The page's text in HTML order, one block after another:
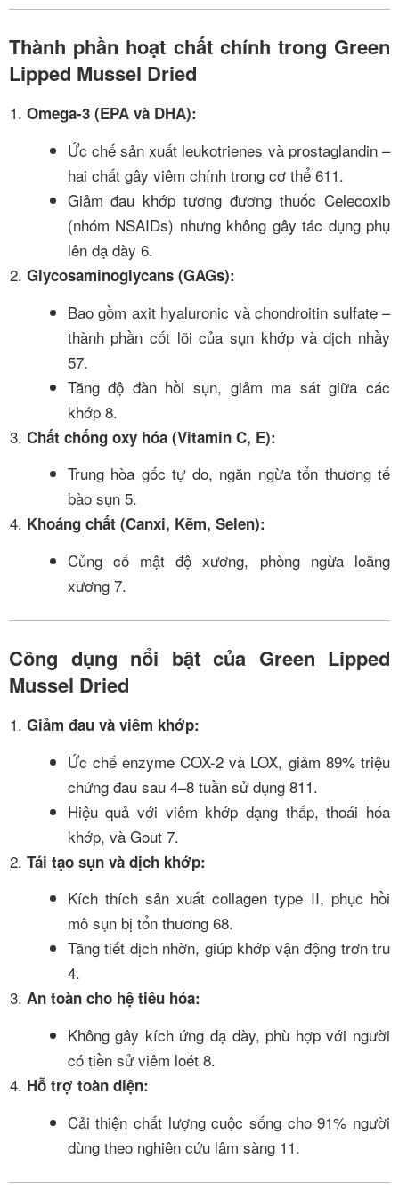
Thành phần hoạt chất chính trong Green
Lipped Mussel Dried
Omega-3 (EPA và DHA):
Ức chế sản xuất leukotrienes và prostaglandin –
hai chất gây viêm chính trong cơ thể 611.
Giảm đau khớp tương đương thuốc Celecoxib
(nhóm NSAIDs) nhưng không gây tác dụng phụ
lên dạ dày 6.
Glycosaminoglycans (GAGs):
Bao gồm axit hyaluronic và chondroitin sulfate –
thành phần cốt lõi của sụn khớp và dịch nhầy
57.
Tăng độ đàn hồi sụn, giảm ma sát giữa các
khớp 8.
Chất chống oxy hóa (Vitamin C, E):
Trung hòa gốc tự do, ngăn ngừa tổn thương tế
bào sụn 5.
Khoáng chất (Canxi, Kẽm, Selen):
Củng cố mật độ xương, phòng ngừa loãng
xương 7.
Công dụng nổi bật của Green Lipped
Mussel Dried
Giảm đau và viêm khớp:
Ức chế enzyme COX-2 và LOX, giảm 89% triệu
chứng đau sau 4–8 tuần sử dụng 811.
Hiệu quả với viêm khớp dạng thấp, thoái hóa
khớp, và Gout 7.
Tái tạo sụn và dịch khớp:
Kích thích sản xuất collagen type II, phục hồi
mô sụn bị tổn thương 68.
Tăng tiết dịch nhờn, giúp khớp vận động trơn tru
4.
An toàn cho hệ tiêu hóa:
Không gây kích ứng dạ dày, phù hợp với người
có tiền sử viêm loét 8.
Hỗ trợ toàn diện:
Cải thiện chất lượng cuộc sống cho 91% người
dùng theo nghiên cứu lâm sàng 11.